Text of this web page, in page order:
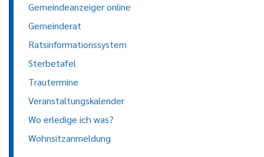
Gemeindeanzeiger online
Gemeinderat
Ratsinformationssystem
Sterbetafel
Trautermine
Veranstaltungskalender
Wo erledige ich was?
Wohnsitzanmeldung